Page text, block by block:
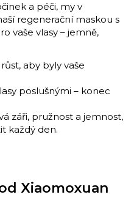
a péči, my v
regenerační maskou s
vaše vlasy – jemně,
aby byly vaše
poslušnými – konec
záři, pružnost a jemnost,
každý den.
Xiaomoxuan